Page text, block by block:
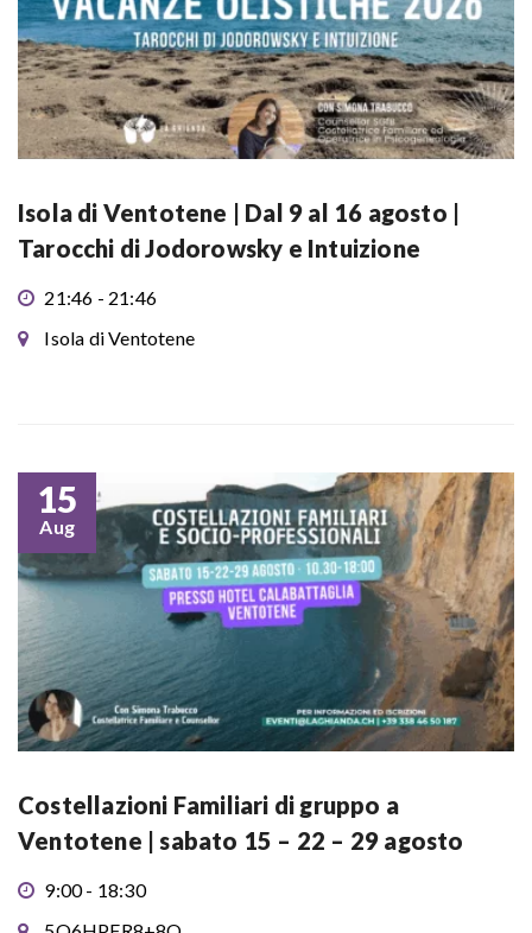
Isola di Ventotene | Dal 9 al 16 agosto |
Tarocchi di Jodorowsky e Intuizione
21:46 - 21:46
Isola di Ventotene
15
Aug
Costellazioni Familiari di gruppo a
Ventotene | sabato 15 – 22 – 29 agosto
9:00 - 18:30